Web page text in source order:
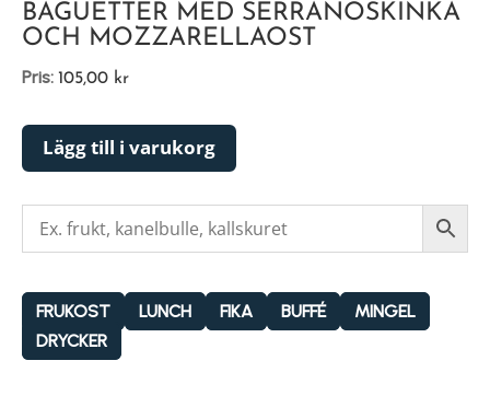
BAGUETTER MED SERRANOSKINKA
OCH MOZZARELLAOST
Pris: 105,00 kr
Lägg till i varukorg
FRUKOST LUNCH FIKA BUFFÉ
MINGEL
DRYCKER